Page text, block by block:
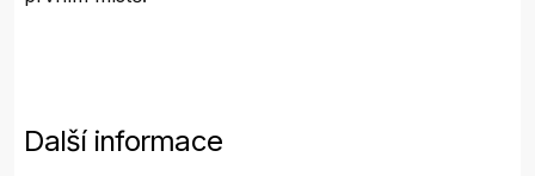
Další informace